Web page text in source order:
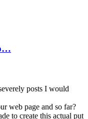
posts I would
web page and so far?
to create this actual put